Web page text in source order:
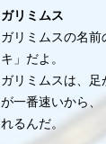
ガリミムス
ガリミムスの名
キ」だよ。
ガリミムスは、
が一番速いから
れるんだ。